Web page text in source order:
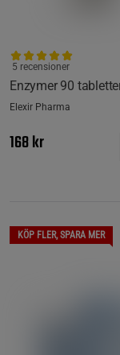
Enzymer 90
5 recensioner
Elexir Pharma
168 kr
KÖP FLER, SPARA MER